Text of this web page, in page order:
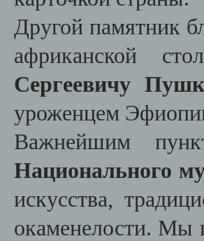
Другой памятник
африканской
Сергеевичу
уроженцем
Важнейшим
Национального
искусства,
окаменелости. Мы